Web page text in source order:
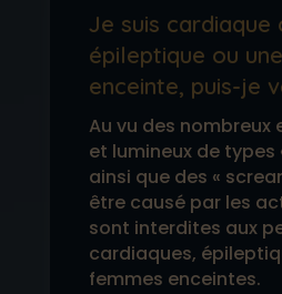
Je suis cardiaque
épileptique ou
enceinte, puis-je
Au vu des nombreux
et lumineux de
ainsi que des «
être causé par les
sont interdites aux
cardiaques,
femmes enceintes.